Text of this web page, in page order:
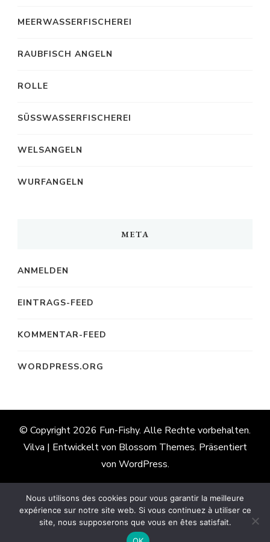
MEERWASSERFISCHEREI
RAUBFISCH ANGELN
ROLLE
SÜSSWASSERFISCHEREI
WELSANGELN
WURFANGELN
META
ANMELDEN
EINTRAGS-FEED
KOMMENTAR-FEED
WORDPRESS.ORG
© Copyright 2026 Fun-Fishy. Alle Rechte vorbehalten.
Vilva | Entwickelt von Blossom Themes. Präsentiert
von WordPress.
Französisch Englisch
Deutsch
Italienisch
Spanisch
Nous utilisons des cookies pour vous garantir la meilleure
expérience sur notre site web. Si vous continuez à utiliser ce
site, nous supposerons que vous en êtes satisfait.